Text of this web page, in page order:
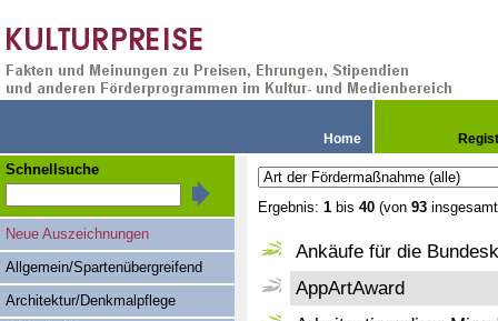
Home
Ergebnis: 1 bis 40 (von 93
Ankäufe für die
AppArtAward
Schnellsuche
Neue Auszeichnungen
Allgemein/Spartenübergreifend
Architektur/Denkmalpflege